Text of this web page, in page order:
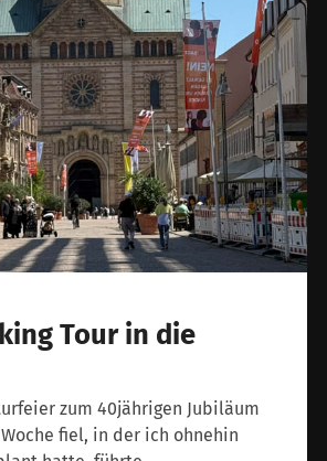
Tour in die
zum 40jährigen Jubiläum
fiel, in der ich ohnehin